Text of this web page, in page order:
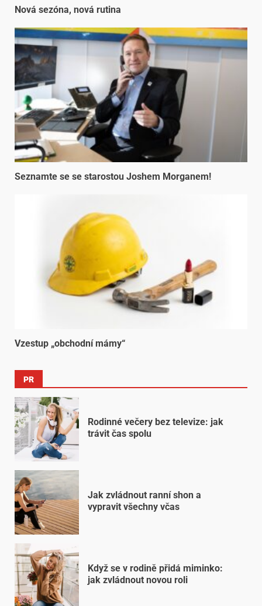
Nová sezóna, nová rutina
Seznamte se se starostou Joshem Morganem!
Vzestup „obchodní mámy“
PR
Rodinné večery bez televize: jak
trávit čas spolu
Jak zvládnout ranní shon a
vypravit všechny včas
Když se v rodině přidá miminko:
jak zvládnout novou roli